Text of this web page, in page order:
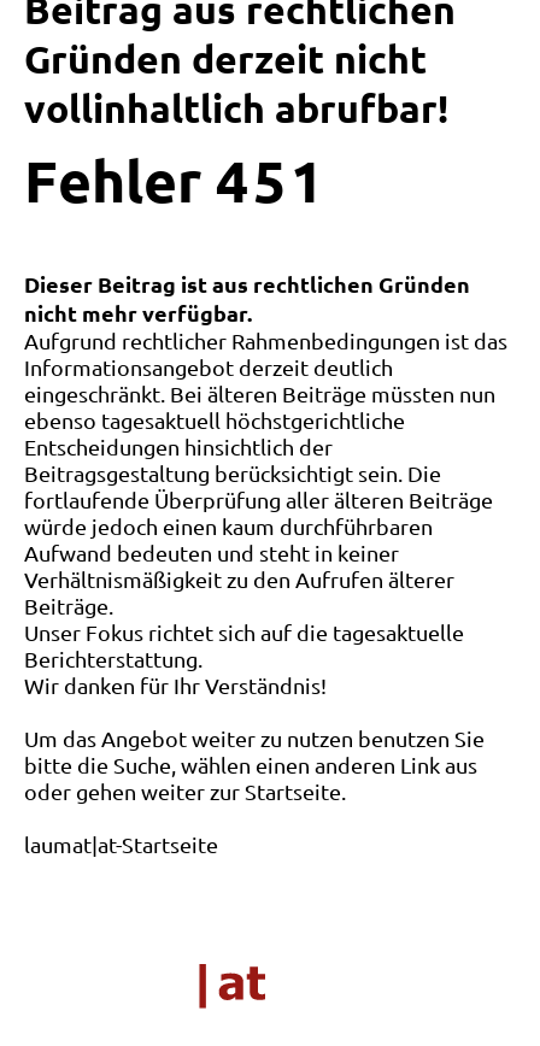
Beitrag aus rechtlichen
Gründen derzeit nicht
vollinhaltlich abrufbar!
Fehler 4 5 1
Dieser Beitrag ist aus rechtlichen Gründen
nicht mehr verfügbar.
Aufgrund rechtlicher Rahmenbedingungen ist das
Informationsangebot derzeit deutlich
eingeschränkt. Bei älteren Beiträge müssten nun
ebenso tagesaktuell höchstgerichtliche
Entscheidungen hinsichtlich der
Beitragsgestaltung berücksichtigt sein. Die
fortlaufende Überprüfung aller älteren Beiträge
würde jedoch einen kaum durchführbaren
Aufwand bedeuten und steht in keiner
Verhältnismäßigkeit zu den Aufrufen älterer
Beiträge.
Unser Fokus richtet sich auf die tagesaktuelle
Berichterstattung.
Wir danken für Ihr Verständnis!
Um das Angebot weiter zu nutzen benutzen Sie
bitte die Suche, wählen einen anderen Link aus
oder gehen weiter zur Startseite.
laumat|at-Startseite